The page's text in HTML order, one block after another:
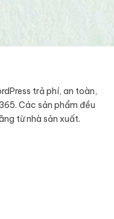
trả phí, an toàn,
Các sản phẩm đều
từ nhà sản xuất.